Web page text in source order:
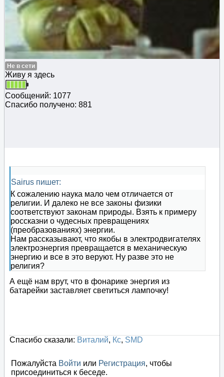
Не в сети
Живу я здесь
Сообщений: 1077
Спасибо получено: 881
Sairus пишет:
К сожалению наука мало чем отличается от
религии. И далеко не все законы физики
соответствуют законам природы. Взять к примеру
россказни о чудесных превращениях
(преобразованиях) энергии.
Нам рассказывают, что якобы в электродвигателях
электроэнергия превращается в механическую
энергию и все в это веруют. Ну разве это не
религия?
А ещё нам врут, что в фонарике энергия из
батарейки заставляет светиться лампочку!
Спасибо сказали: Виталий, Кс, SMD
Пожалуйста Войти или Регистрация, чтобы
присоединиться к беседе.